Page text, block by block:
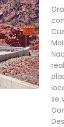
se